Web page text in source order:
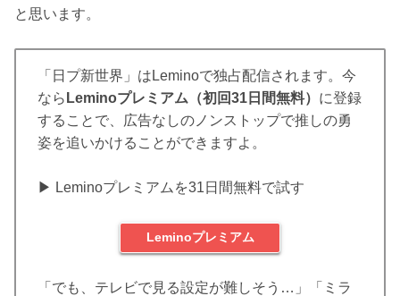
と思います。
「日プ新世界」はLeminoで独占配信されます。今
なら Leminoプレミアム（初回31日間無料） に登録
することで、広告なしのノンストップで推しの勇
姿を追いかけることができますよ。
▶︎ Leminoプレミアムを31日間無料で試す
Leminoプレミアム
「でも、テレビで見る設定が難しそう…」「ミラ